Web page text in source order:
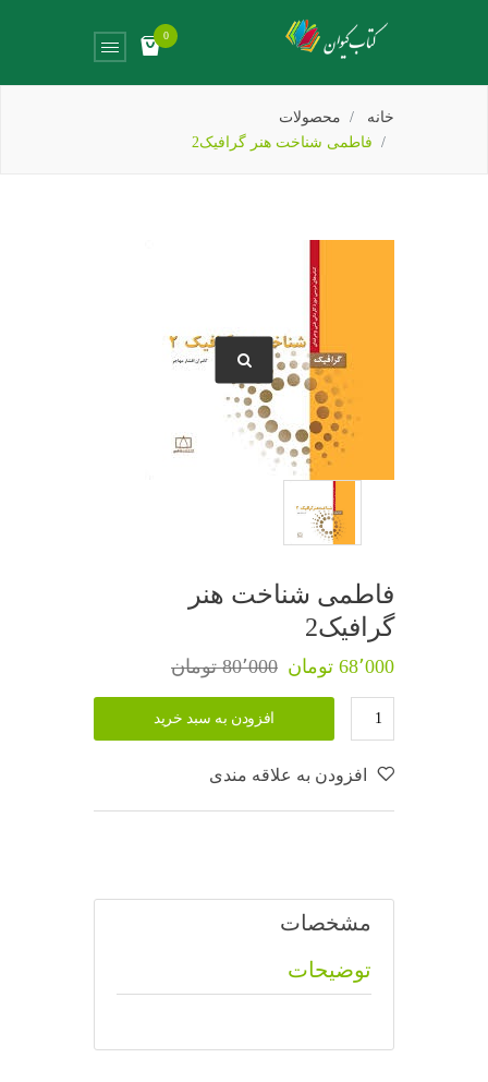
0
خانه
محصولات
فاطمی شناخت هنر گرافیک2
فاطمی شناخت هنر
گرافیک2
68٬000 تومان 80٬000 تومان
افزودن به سبد خرید
افزودن به علاقه مندی
مشخصات
توضیحات